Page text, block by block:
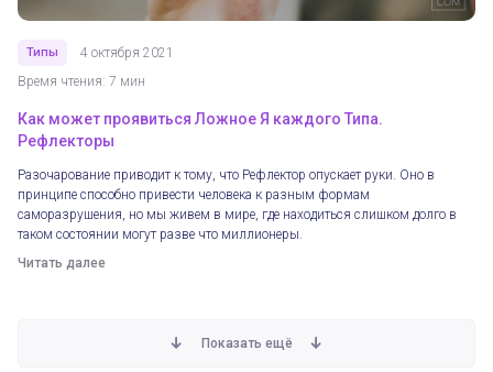
Типы
4 октября 2021
Время чтения: 7 мин
Как может проявиться Ложное Я каждого Типа.
Рефлекторы
Разочарование приводит к тому, что Рефлектор опускает руки. Оно в
принципе способно привести человека к разным формам
саморазрушения, но мы живем в мире, где находиться слишком долго в
таком состоянии могут разве что миллионеры.
Читать далее
Показать ещё